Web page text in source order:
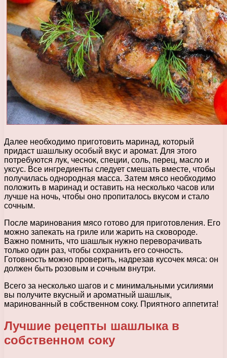
Далее необходимо приготовить маринад, который
придаст шашлыку особый вкус и аромат. Для этого
потребуются лук, чеснок, специи, соль, перец, масло и
уксус. Все ингредиенты следует смешать вместе, чтобы
получилась однородная масса. Затем мясо необходимо
положить в маринад и оставить на несколько часов или
лучше на ночь, чтобы оно пропиталось вкусом и стало
сочным.
После маринования мясо готово для приготовления. Его
можно запекать на гриле или жарить на сковороде.
Важно помнить, что шашлык нужно переворачивать
только один раз, чтобы сохранить его сочность.
Готовность можно проверить, надрезав кусочек мяса: он
должен быть розовым и сочным внутри.
Всего за несколько шагов и с минимальными усилиями
вы получите вкусный и ароматный шашлык,
маринованный в собственном соку. Приятного аппетита!
Лучшие рецепты шашлыка в
собственном соку